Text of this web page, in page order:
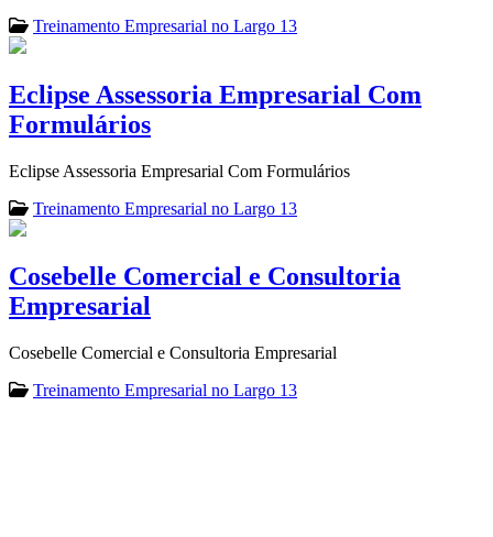
Treinamento Empresarial no Largo 13
Eclipse Assessoria Empresarial Com
Formulários
Eclipse Assessoria Empresarial Com Formulários
Treinamento Empresarial no Largo 13
Cosebelle Comercial e Consultoria
Empresarial
Cosebelle Comercial e Consultoria Empresarial
Treinamento Empresarial no Largo 13